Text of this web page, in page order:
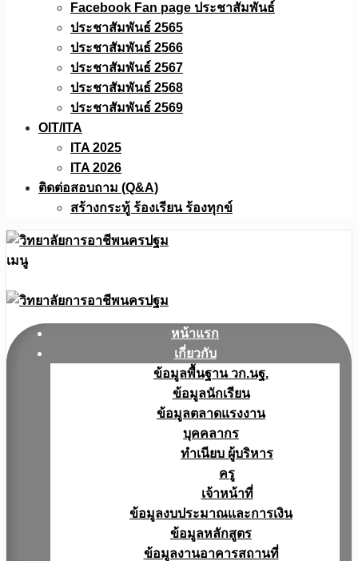
Facebook Fan page ประชาสัมพันธ์
ประชาสัมพันธ์ 2565
ประชาสัมพันธ์ 2566
ประชาสัมพันธ์ 2567
ประชาสัมพันธ์ 2568
ประชาสัมพันธ์ 2569
OIT/ITA
ITA 2025
ITA 2026
ติดต่อสอบถาม (Q&A)
สร้างกระทู้ ร้องเรียน ร้องทุกข์
เมนู
หน้าแรก
เกี่ยวกับ
ข้อมูลพื้นฐาน วก.นฐ.
ข้อมูลนักเรียน
ข้อมูลตลาดแรงงาน
บุคคลากร
ทำเนียบ ผู้บริหาร
ครู
เจ้าหน้าที่
ข้อมูลงบประมาณเเละการเงิน
ข้อมูลหลักสูตร
ข้อมูลงานอาคารสถานที่